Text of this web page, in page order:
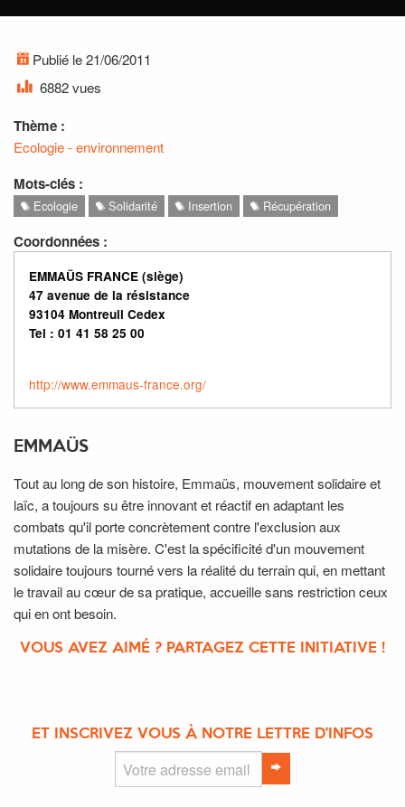
Publié le 21/06/2011
6882 vues
Thème :
Ecologie - environnement
Mots-clés :
Ecologie Solidarité Insertion Récupération
Coordonnées :
EMMAÜS FRANCE (siège)
47 avenue de la résistance
93104 Montreuil Cedex
Tel : 01 41 58 25 00
http://www.emmaus-france.org/
EMMAÜS
Tout au long de son histoire, Emmaüs, mouvement solidaire et
laïc, a toujours su être innovant et réactif en adaptant les
combats qu'il porte concrètement contre l'exclusion aux
mutations de la misère. C'est la spécificité d'un mouvement
solidaire toujours tourné vers la réalité du terrain qui, en mettant
le travail au cœur de sa pratique, accueille sans restriction ceux
qui en ont besoin.
VOUS AVEZ AIMÉ ? PARTAGEZ CETTE INITIATIVE !
ET INSCRIVEZ VOUS À NOTRE LETTRE D'INFOS